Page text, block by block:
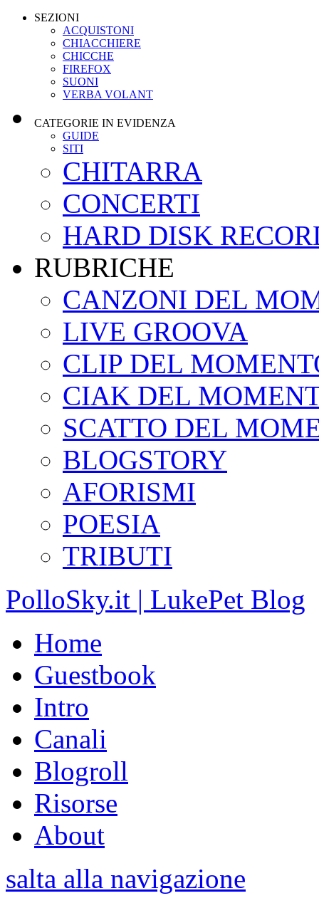
SEZIONI
ACQUISTONI
CHIACCHIERE
CHICCHE
FIREFOX
SUONI
VERBA VOLANT
CATEGORIE IN EVIDENZA
GUIDE
SITI
CHITARRA
CONCERTI
HARD DISK
RUBRICHE
CANZONI DEL
LIVE GROOVA
CLIP DEL
CIAK DEL
SCATTO DEL
BLOGSTORY
AFORISMI
POESIA
TRIBUTI
PolloSky.it | LukePet Blog
Home
Guestbook
Intro
Canali
Blogroll
Risorse
About
salta alla navigazione